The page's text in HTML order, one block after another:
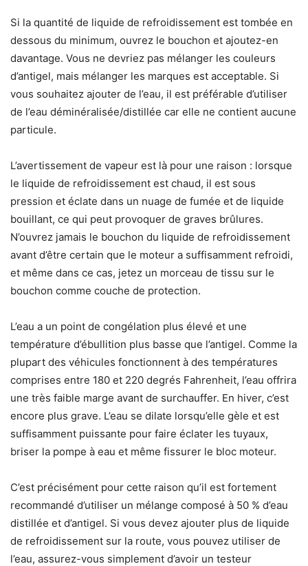
Si la quantité de liquide de refroidissement est tombée en
dessous du minimum, ouvrez le bouchon et ajoutez-en
davantage. Vous ne devriez pas mélanger les couleurs
d’antigel, mais mélanger les marques est acceptable. Si
vous souhaitez ajouter de l’eau, il est préférable d’utiliser
de l’eau déminéralisée/distillée car elle ne contient aucune
particule.
L’avertissement de vapeur est là pour une raison : lorsque
le liquide de refroidissement est chaud, il est sous
pression et éclate dans un nuage de fumée et de liquide
bouillant, ce qui peut provoquer de graves brûlures.
N’ouvrez jamais le bouchon du liquide de refroidissement
avant d’être certain que le moteur a suffisamment refroidi,
et même dans ce cas, jetez un morceau de tissu sur le
bouchon comme couche de protection.
L’eau a un point de congélation plus élevé et une
température d’ébullition plus basse que l’antigel. Comme la
plupart des véhicules fonctionnent à des températures
comprises entre 180 et 220 degrés Fahrenheit, l’eau offrira
une très faible marge avant de surchauffer. En hiver, c’est
encore plus grave. L’eau se dilate lorsqu’elle gèle et est
suffisamment puissante pour faire éclater les tuyaux,
briser la pompe à eau et même fissurer le bloc moteur.
C’est précisément pour cette raison qu’il est fortement
recommandé d’utiliser un mélange composé à 50 % d’eau
distillée et d’antigel. Si vous devez ajouter plus de liquide
de refroidissement sur la route, vous pouvez utiliser de
l’eau, assurez-vous simplement d’avoir un testeur